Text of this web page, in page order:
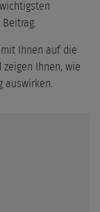
Ihnen auf die
Ihnen, wie
auswirken.